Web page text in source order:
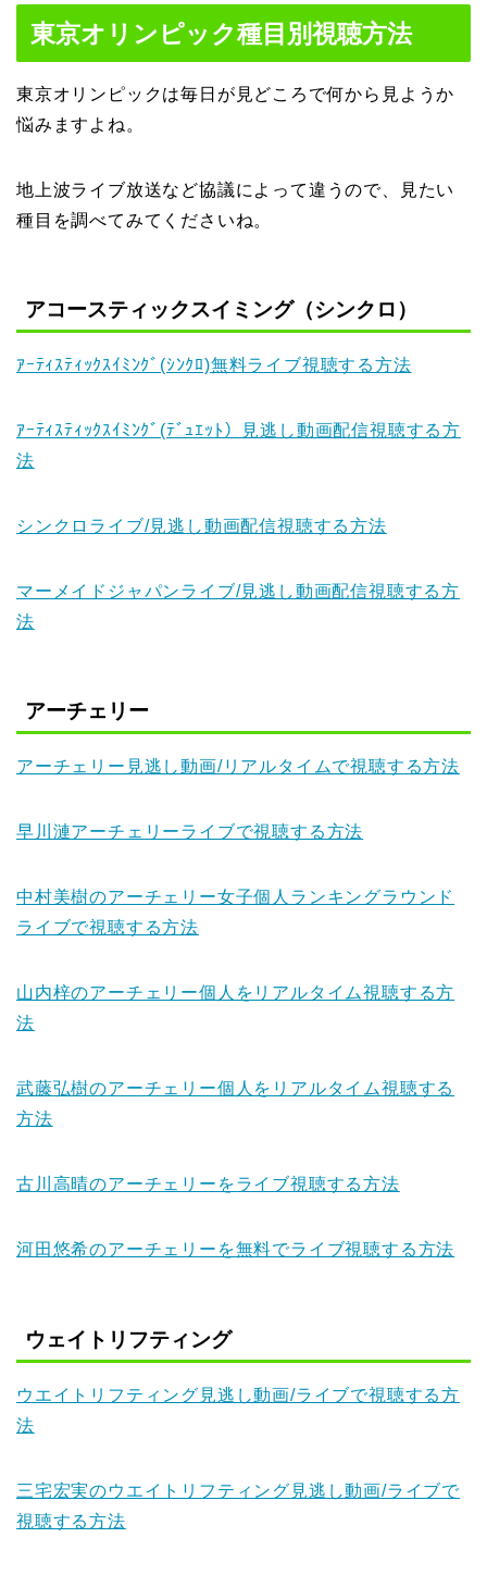
東京オリンピック種目別視聴方法
東京オリンピックは毎日が見どころで何から見ようか
悩みますよね。
地上波ライブ放送など協議によって違うので、見たい
種目を調べてみてくださいね。
アコースティックスイミング（シンクロ）
ｱｰﾃｨｽﾃｨｯｸｽｲﾐﾝｸﾞ(ｼﾝｸﾛ)無料ライブ視聴する方法
ｱｰﾃｨｽﾃｨｯｸｽｲﾐﾝｸﾞ(ﾃﾞｭｴｯﾄ）見逃し動画配信視聴する方
法
シンクロライブ/見逃し動画配信視聴する方法
マーメイドジャパンライブ/見逃し動画配信視聴する方
法
アーチェリー
アーチェリー見逃し動画/リアルタイムで視聴する方法
早川漣アーチェリーライブで視聴する方法
中村美樹のアーチェリー女子個人ランキングラウンド
ライブで視聴する方法
山内梓のアーチェリー個人をリアルタイム視聴する方
法
武藤弘樹のアーチェリー個人をリアルタイム視聴する
方法
古川高晴のアーチェリーをライブ視聴する方法
河田悠希のアーチェリーを無料でライブ視聴する方法
ウェイトリフティング
ウエイトリフティング見逃し動画/ライブで視聴する方
法
三宅宏実のウエイトリフティング見逃し動画/ライブで
視聴する方法